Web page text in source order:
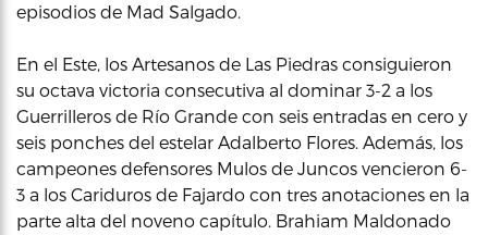
episodios de Mad Salgado.
En el Este, los Artesanos de Las Piedras consiguieron
su octava victoria consecutiva al dominar 3-2 a los
Guerrilleros de Río Grande con seis entradas en cero y
seis ponches del estelar Adalberto Flores. Además, los
campeones defensores Mulos de Juncos vencieron 6-
3 a los Cariduros de Fajardo con tres anotaciones en la
parte alta del noveno capítulo. Brahiam Maldonado